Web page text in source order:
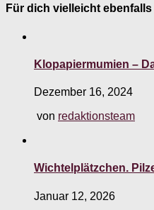
Für dich vielleicht
Klopapiermumien –
Dezember 16, 2024
von redaktionsteam
Wichtelplätzchen.
Januar 12, 2026